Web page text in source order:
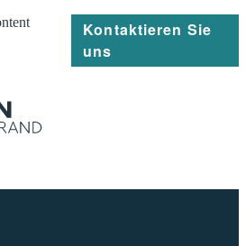
Kontaktieren Sie
uns